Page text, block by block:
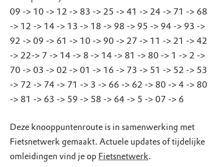
09 -> 10 -> 12 -> 83 -> 25 -> 41 -> 24 -> 71 -> 68
-> 12 -> 14 -> 13 -> 18 -> 98 -> 95 -> 94 -> 93 ->
92 -> 09 -> 61 -> 10 -> 90 -> 27 -> 11 -> 21 -> 42
-> 22-> 7 -> 14 -> 8 -> 14 -> 81 -> 80 -> 1 -> 2 ->
70 -> 03 -> 02 -> 01 -> 16 -> 73 -> 51 -> 52 -> 53
-> 72 -> 74 -> 71 -> 3 -> 66 -> 62 -> 80 -> 4 -> 80
-> 81 -> 63 -> 59 -> 58 -> 64 -> 5 -> 07 -> 6
Deze knooppuntenroute is in samenwerking met
Fietsnetwerk gemaakt. Actuele updates of tijdelijke
omleidingen vind je op Fietsnetwerk.